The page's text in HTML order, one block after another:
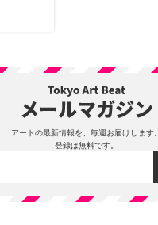
アートの最新情報を、毎週お届けします。
登録は無料です。